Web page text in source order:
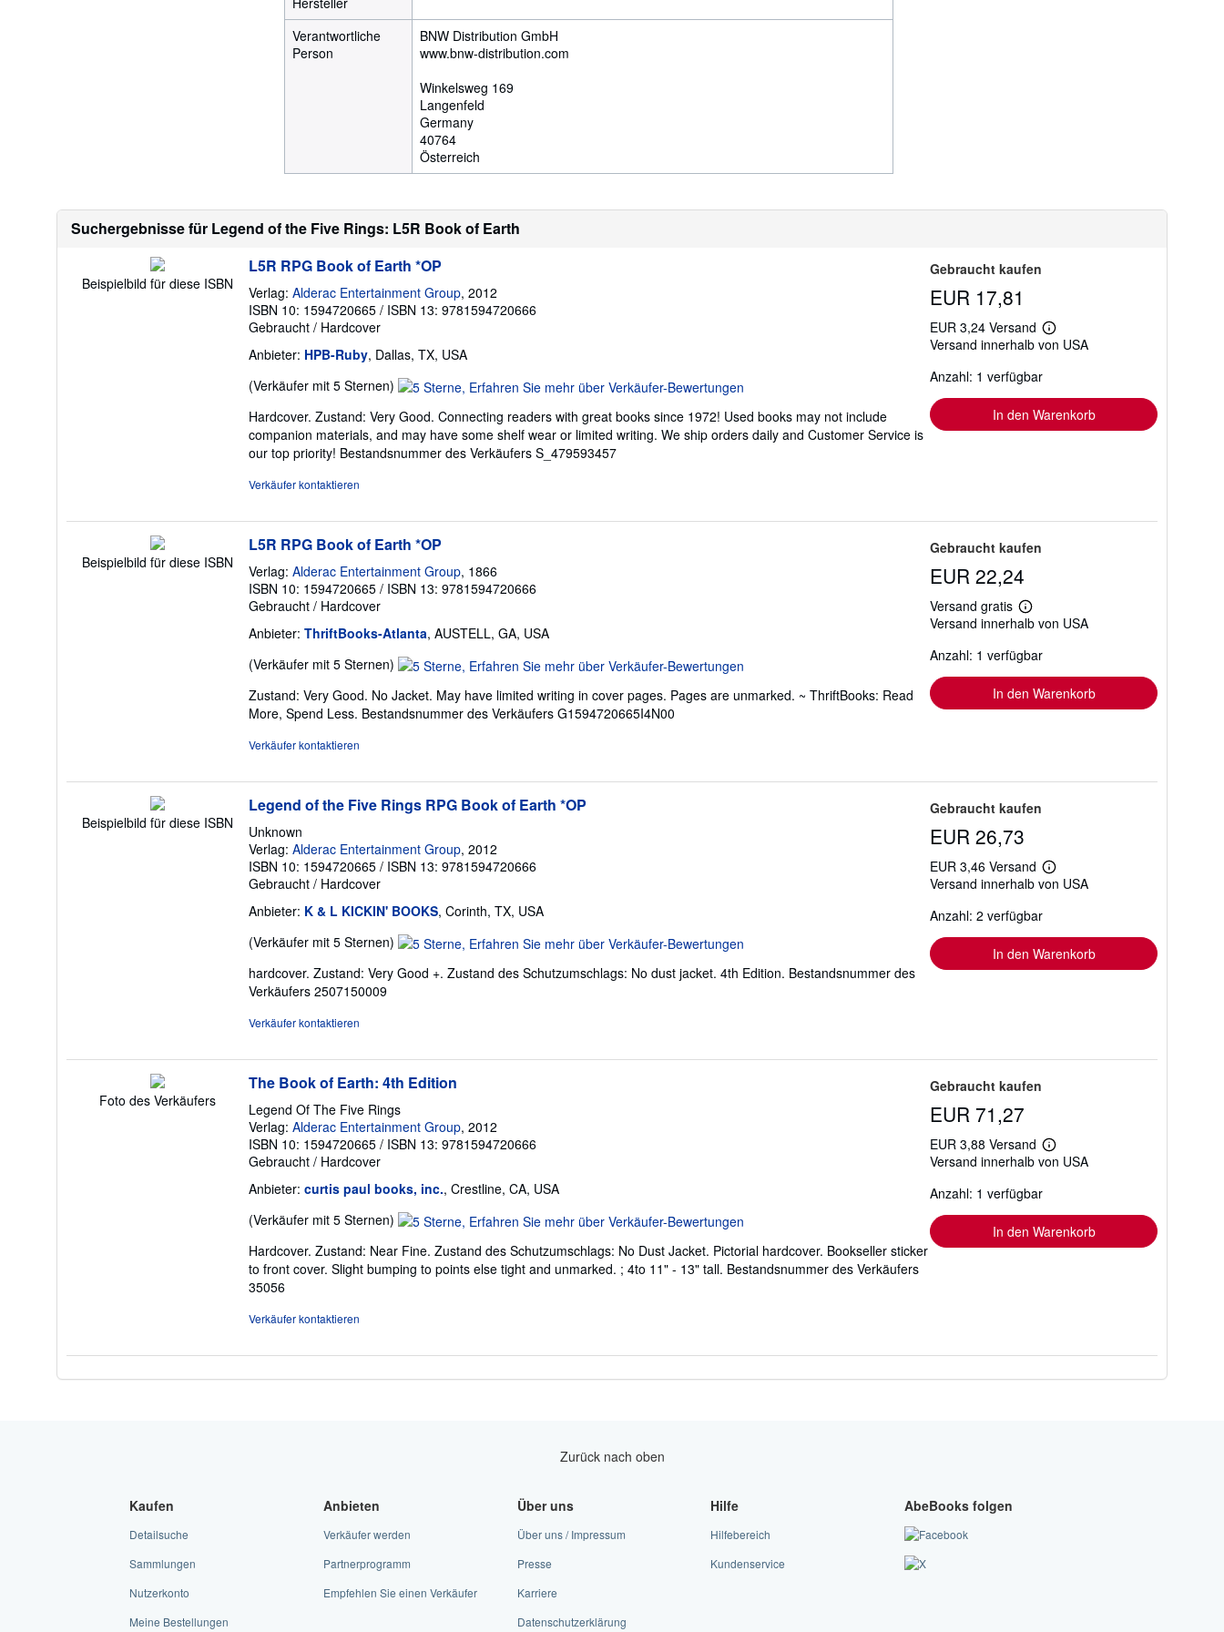
Verantwortliche
Person
BNW Distribution GmbH
www.bnw-distribution.com
Winkelsweg 169
Langenfeld
Germany
40764
Österreich
Suchergebnisse für Legend of the Five Rings: L5R Book of Earth
Beispielbild für diese ISBN
L5R RPG Book of Earth *OP
Verlag: Alderac Entertainment Group, 2012
ISBN 10: 1594720665 / ISBN 13: 9781594720666
Gebraucht / Hardcover
Anbieter: HPB-Ruby, Dallas, TX, USA
(Verkäufer mit 5 Sternen) Verkäuferbewertung
von
5
Sternen
Hardcover. Zustand: Very Good. Connecting readers with great books since 1972! Used books may not include
companion materials, and may have some shelf wear or limited writing. We ship orders daily and Customer Service is
our top priority! Bestandsnummer des Verkäufers S_479593457
Verkäufer kontaktieren
Gebraucht kaufen
EUR 17,81
EUR 3,24 Versand
Weitere
Informationen
Versand innerhalb von USA
Anzahl: 1 verfügbar
In den Warenkorb
Beispielbild für diese ISBN
L5R RPG Book of Earth *OP
Verlag: Alderac Entertainment Group, 1866
ISBN 10: 1594720665 / ISBN 13: 9781594720666
Gebraucht / Hardcover
Anbieter: ThriftBooks-Atlanta, AUSTELL, GA, USA
(Verkäufer mit 5 Sternen) Verkäuferbewertung
von
5
Zustand: Very Good. No Jacket. May have limited writing in cover pages. Pages are unmarked. ~ ThriftBooks: Read
More, Spend Less. Bestandsnummer des Verkäufers G1594720665I4N00
Verkäufer kontaktieren
Gebraucht kaufen
EUR 22,24
Versand gratis
Weitere
Informationen
Versandkosten
Versand innerhalb von USA
Anzahl: 1 verfügbar
In den Warenkorb
Beispielbild für diese ISBN
Legend of the Five Rings RPG Book of Earth *OP
Unknown
Verlag: Alderac Entertainment Group, 2012
ISBN 10: 1594720665 / ISBN 13: 9781594720666
Gebraucht / Hardcover
Anbieter: K & L KICKIN' BOOKS, Corinth, TX, USA
(Verkäufer mit 5 Sternen) Verkäuferbewertung
von
hardcover. Zustand: Very Good +. Zustand des Schutzumschlags: No dust jacket. 4th Edition. Bestandsnummer des
Verkäufers 2507150009
Verkäufer kontaktieren
Gebraucht kaufen
EUR 26,73
EUR 3,46 Versand
Weitere
Informationen
Versand innerhalb von USA
Anzahl: 2 verfügbar
In den Warenkorb
Foto des Verkäufers
The Book of Earth: 4th Edition
Legend Of The Five Rings
Verlag: Alderac Entertainment Group, 2012
ISBN 10: 1594720665 / ISBN 13: 9781594720666
Gebraucht / Hardcover
Anbieter: curtis paul books, inc., Crestline, CA, USA
(Verkäufer mit 5 Sternen) Verkäuferbewertung
von
5
Hardcover. Zustand: Near Fine. Zustand des Schutzumschlags: No Dust Jacket. Pictorial hardcover. Bookseller sticker
to front cover. Slight bumping to points else tight and unmarked. ; 4to 11" - 13" tall. Bestandsnummer des Verkäufers
35056
Verkäufer kontaktieren
Gebraucht kaufen
EUR 71,27
EUR 3,88 Versand
Weitere
Informationen
Versand innerhalb von USA
Anzahl: 1 verfügbar
In den Warenkorb
Zurück nach oben
Kaufen
Detailsuche
Sammlungen
Nutzerkonto
Meine Bestellungen
Anbieten
Verkäufer werden
Partnerprogramm
Empfehlen Sie einen Verkäufer
Über uns
Über uns / Impressum
Presse
Karriere
Datenschutzerklärung
Hilfe
Hilfebereich
Kundenservice
AbeBooks folgen